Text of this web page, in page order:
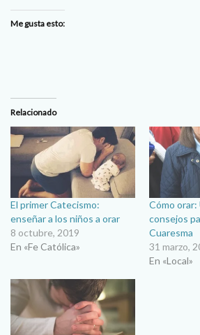
Me gusta esto:
Relacionado
El primer Catecismo:
enseñar a los niños a orar
8 octubre, 2019
En «Fe Católica»
Cómo orar:
consejos
Cuaresma
31 marzo,
En «Local»